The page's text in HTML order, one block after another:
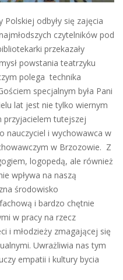
Polskiej odbyły się zajęcia
czytelników pod
przekazały
powstania teatrzyku
polega technika
specjalnym była Pani
lat jest nie tylko wiernym
przyjacielem tutejszej
nauczyciel i wychowawca w
w Brzozowie. Z
logopedą, ale również
wpływa na naszą
środowisko
i bardzo chętnie
w pracy na rzecz
i młodzieży zmagającej się
Uwrażliwia nas tym
empatii i kultury bycia